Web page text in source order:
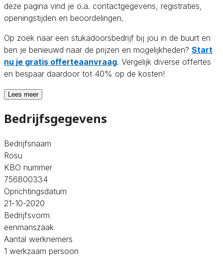
deze pagina vind je o.a. contactgegevens, registraties,
openingstijden en beoordelingen.
Op zoek naar een stukadoorsbedrijf bij jou in de buurt en
ben je benieuwd naar de prijzen en mogelijkheden? Start
nu je gratis offerteaanvraag. Vergelijk diverse offertes
en bespaar daardoor tot 40% op de kosten!
Lees meer
Bedrijfsgegevens
Bedrijfsnaam
Rosu
KBO nummer
756800334
Oprichtingsdatum
21-10-2020
Bedrijfsvorm
eenmanszaak
Aantal werknemers
1 werkzaam persoon